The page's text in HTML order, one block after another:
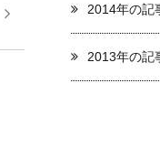
2014年の記
2013年の記